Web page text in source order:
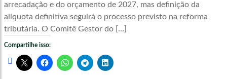
arrecadação e do orçamento de 2027, mas definição da
alíquota definitiva seguirá o processo previsto na reforma
tributária. O Comitê Gestor do […]
Compartilhe isso: